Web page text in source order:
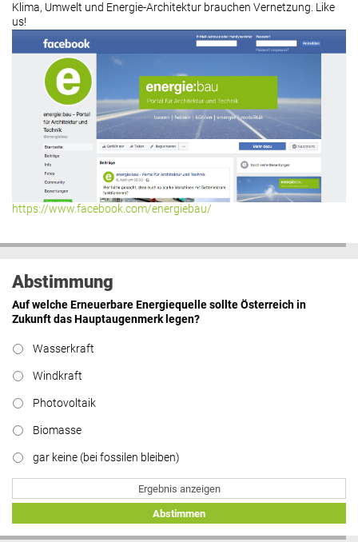
Klima, Umwelt und Energie-Architektur brauchen Vernetzung. Like
us!
https://www.facebook.com/energiebau/
Abstimmung
Auf welche Erneuerbare Energiequelle sollte Österreich in
Zukunft das Hauptaugenmerk legen?
Wasserkraft
Windkraft
Photovoltaik
Biomasse
gar keine (bei fossilen bleiben)
Ergebnis anzeigen
Abstimmen